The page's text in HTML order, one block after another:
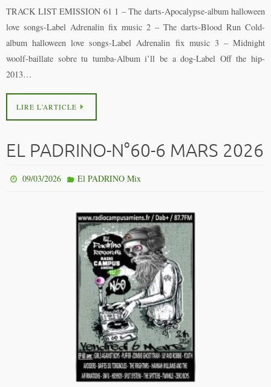
TRACK LIST EMISSION 61 1 – The darts-Apocalypse-album halloween
love songs-Label Adrenalin fix music 2 – The darts-Blood Run Cold-
album halloween love songs-Label Adrenalin fix music 3 – Midnight
woolf-baillate sobre tu tumba-Album i’ll be a dog-Label Off the hip-
2013…
LIRE L’ARTICLE
EL PADRINO-N°60-6 MARS 2026
09/03/2026 El PADRINO Mix